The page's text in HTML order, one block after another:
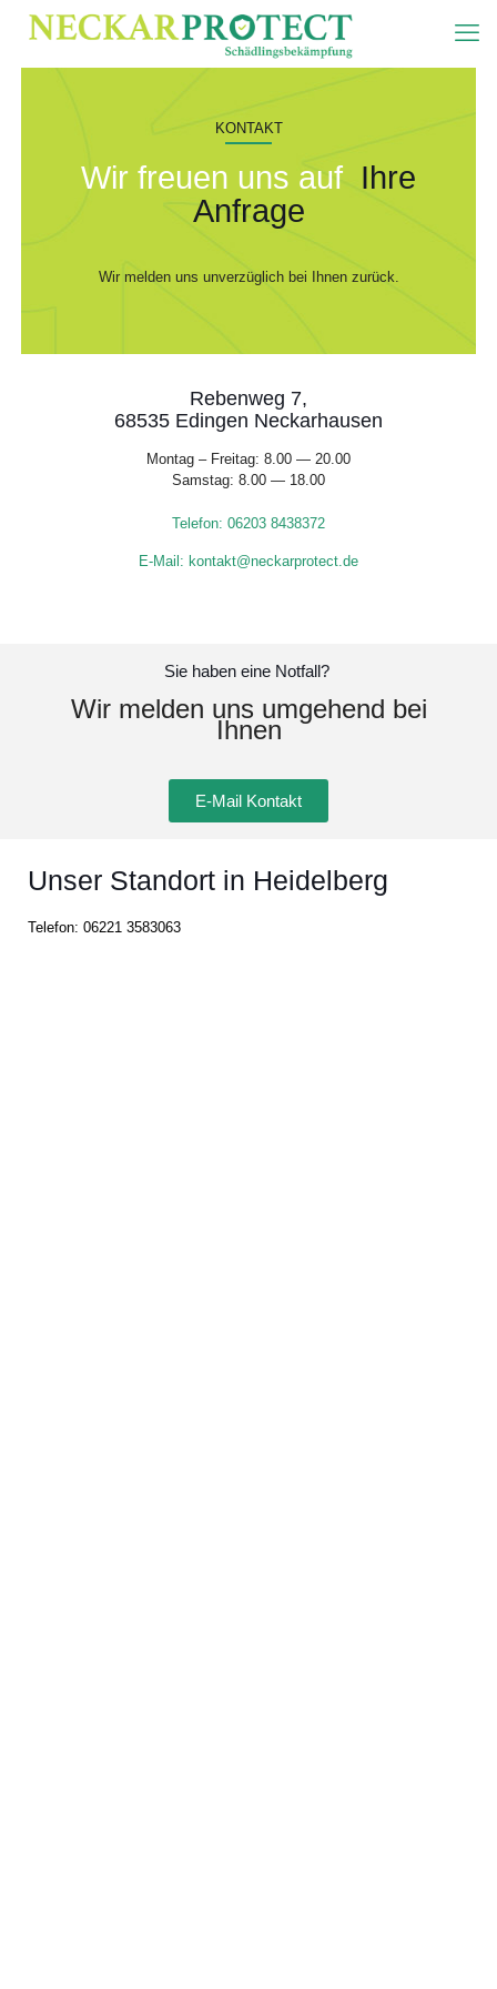
KONTAKT
Wir freuen uns auf Ihre
Anfrage
Wir melden uns unverzüglich bei Ihnen zurück.
Rebenweg 7,
68535 Edingen Neckarhausen
Montag – Freitag: 8.00 — 20.00
Samstag: 8.00 — 18.00
Telefon: 06203 8438372
E-Mail: kontakt@neckarprotect.de
Sie haben eine Notfall?
Wir melden uns umgehend bei
Ihnen
E-Mail Kontakt
Unser Standort in Heidelberg
Telefon: 06221 3583063